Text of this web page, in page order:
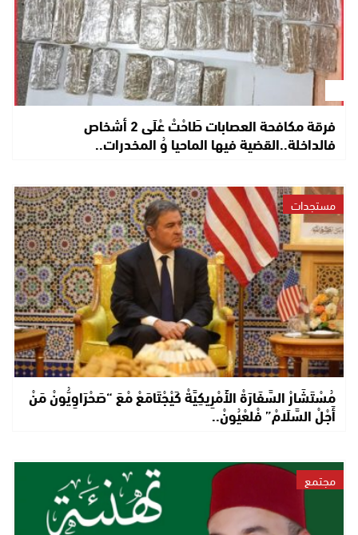
فرقة مكافحة العصابات طَاحْتْ عْلَى 2 أشخاص
فالداخلة..القضية فيها الماحيا وُ المخدرات..
مستجدات
مُسْتَشَارْ السَّفَارَةْ الأَمْرِيكِيَّةْ كَيْجْتَامَعْ مْعَ “صَحْرَاوِيُّونْ مَنْ
أَجْلْ السَّلَامْ” فْلعْيُونْ..
مجتمع